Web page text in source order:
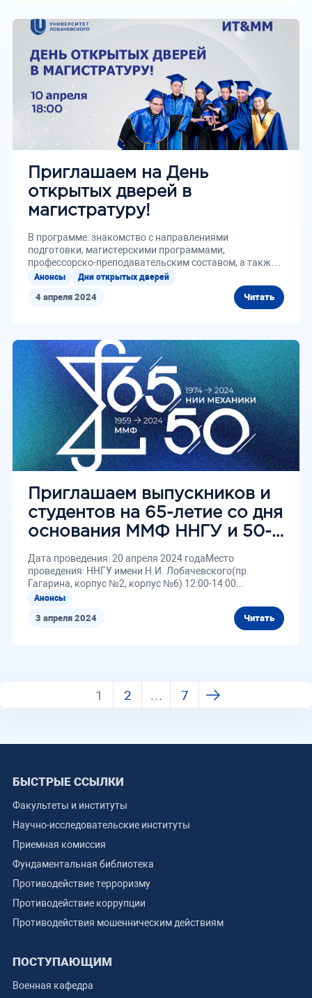
4 апреля 2024 Читать
Приглашаем на День
открытых дверей в
магистратуру!
В программе: знакомство с направлениями
подготовки, магистерскими программами,
профессорско-преподавательским составом, а также
правилами и сроками приема в...
Анонсы Дни открытых дверей
3 апреля 2024 Читать
Приглашаем выпускников и
студентов на 65-летие со дня
основания ММФ ННГУ и 50-
летие НИИМ
Дата проведения: 20 апреля 2024 годаМесто
проведения: ННГУ имени Н.И. Лобачевского(пр.
Гагарина, корпус №2, корпус №6) 12:00-14:00...
Анонсы
1 2 … 7
БЫСТРЫЕ ССЫЛКИ
Факультеты и институты
Научно-исследовательские институты
Приемная комиссия
Фундаментальная библиотека
Противодействие терроризму
Противодействие коррупции
Противодействия мошенническим действиям
ПОСТУПАЮЩИМ
Военная кафедра